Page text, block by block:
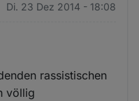
Di. 23 Dez 2014 - 18:08
rassistischen
völlig